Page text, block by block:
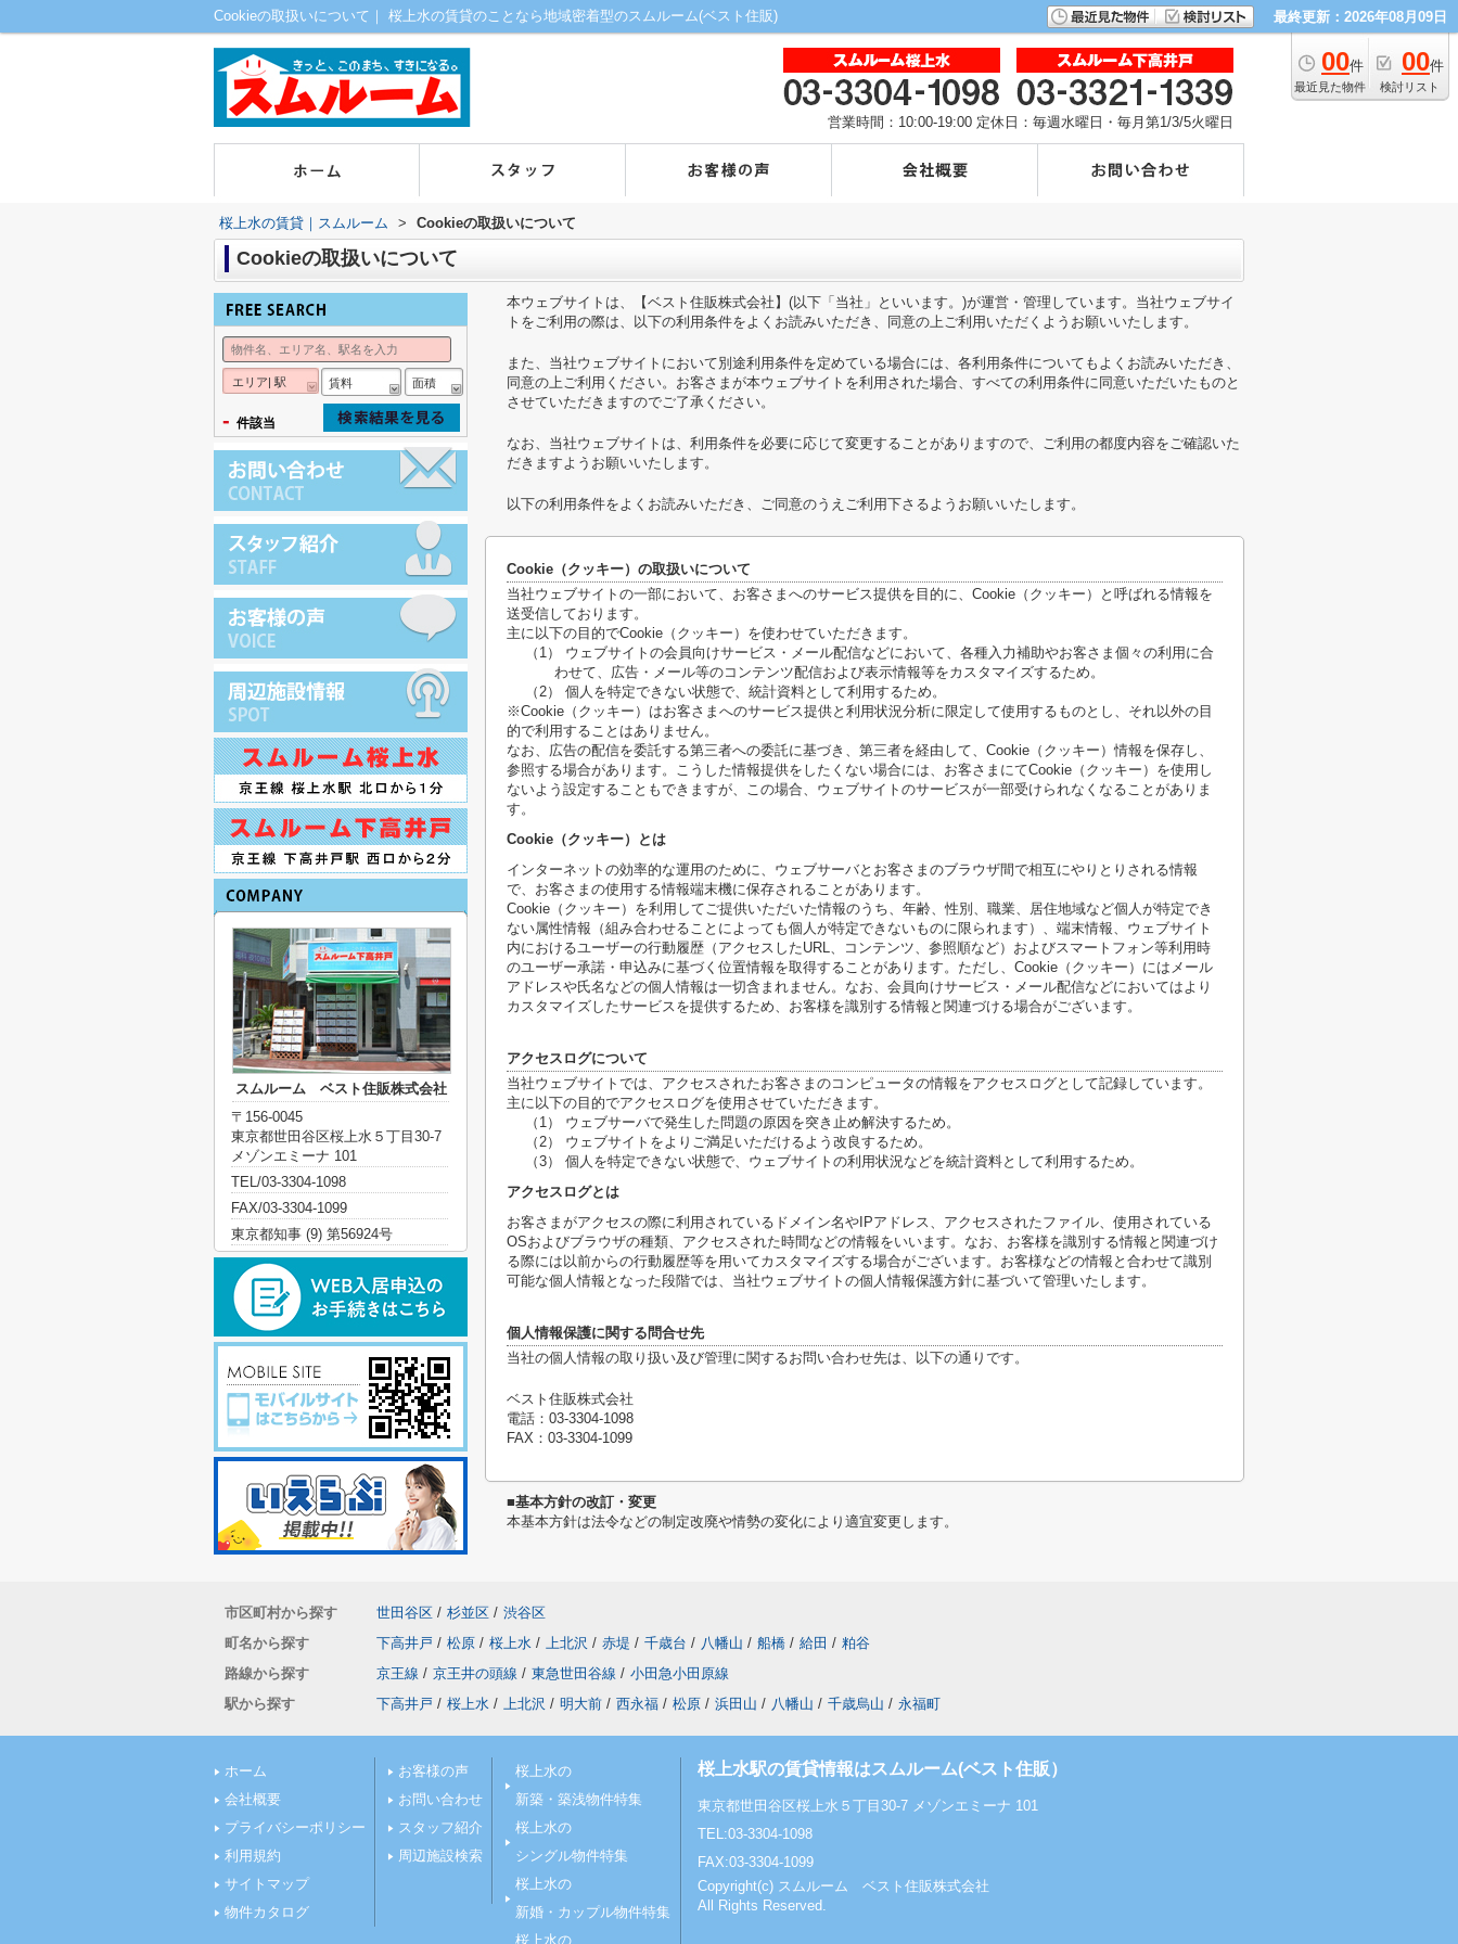
Cookieの取扱いについて｜ 桜上水の賃貸のことなら地域密着型のスムルーム(ベスト住販) 最終更新：2026年08月09日
00件
最近見た物件
00件
検討リスト
営業時間：10:00-19:00 定休日：毎週水曜日・毎月第1/3/5火曜日
桜上水の賃貸｜スムルーム > Cookieの取扱いについて
Cookieの取扱いについて
本ウェブサイトは、【ベスト住販株式会社】(以下「当社」といいます。)が運営・管理しています。当社ウェブサイ
トをご利用の際は、以下の利用条件をよくお読みいただき、同意の上ご利用いただくようお願いいたします。
また、当社ウェブサイトにおいて別途利用条件を定めている場合には、各利用条件についてもよくお読みいただき、
同意の上ご利用ください。お客さまが本ウェブサイトを利用された場合、すべての利用条件に同意いただいたものと
させていただきますのでご了承ください。
なお、当社ウェブサイトは、利用条件を必要に応じて変更することがありますので、ご利用の都度内容をご確認いた
だきますようお願いいたします。
以下の利用条件をよくお読みいただき、ご同意のうえご利用下さるようお願いいたします。
Cookie（クッキー）の取扱いについて
当社ウェブサイトの一部において、お客さまへのサービス提供を目的に、Cookie（クッキー）と呼ばれる情報を
送受信しております。
主に以下の目的でCookie（クッキー）を使わせていただきます。
（1） ウェブサイトの会員向けサービス・メール配信などにおいて、各種入力補助やお客さま個々の利用に合
わせて、広告・メール等のコンテンツ配信および表示情報等をカスタマイズするため。
（2） 個人を特定できない状態で、統計資料として利用するため。
※Cookie（クッキー）はお客さまへのサービス提供と利用状況分析に限定して使用するものとし、それ以外の目
的で利用することはありません。
なお、広告の配信を委託する第三者への委託に基づき、第三者を経由して、Cookie（クッキー）情報を保存し、
参照する場合があります。こうした情報提供をしたくない場合には、お客さまにてCookie（クッキー）を使用し
ないよう設定することもできますが、この場合、ウェブサイトのサービスが一部受けられなくなることがありま
す。
Cookie（クッキー）とは
インターネットの効率的な運用のために、ウェブサーバとお客さまのブラウザ間で相互にやりとりされる情報
で、お客さまの使用する情報端末機に保存されることがあります。
Cookie（クッキー）を利用してご提供いただいた情報のうち、年齢、性別、職業、居住地域など個人が特定でき
ない属性情報（組み合わせることによっても個人が特定できないものに限られます）、端末情報、ウェブサイト
内におけるユーザーの行動履歴（アクセスしたURL、コンテンツ、参照順など）およびスマートフォン等利用時
のユーザー承諾・申込みに基づく位置情報を取得することがあります。ただし、Cookie（クッキー）にはメール
アドレスや氏名などの個人情報は一切含まれません。なお、会員向けサービス・メール配信などにおいてはより
カスタマイズしたサービスを提供するため、お客様を識別する情報と関連づける場合がございます。
アクセスログについて
当社ウェブサイトでは、アクセスされたお客さまのコンピュータの情報をアクセスログとして記録しています。
主に以下の目的でアクセスログを使用させていただきます。
（1） ウェブサーバで発生した問題の原因を突き止め解決するため。
（2） ウェブサイトをよりご満足いただけるよう改良するため。
（3） 個人を特定できない状態で、ウェブサイトの利用状況などを統計資料として利用するため。
アクセスログとは
お客さまがアクセスの際に利用されているドメイン名やIPアドレス、アクセスされたファイル、使用されている
OSおよびブラウザの種類、アクセスされた時間などの情報をいいます。なお、お客様を識別する情報と関連づけ
る際には以前からの行動履歴等を用いてカスタマイズする場合がございます。お客様などの情報と合わせて識別
可能な個人情報となった段階では、当社ウェブサイトの個人情報保護方針に基づいて管理いたします。
個人情報保護に関する問合せ先
当社の個人情報の取り扱い及び管理に関するお問い合わせ先は、以下の通りです。
ベスト住販株式会社
電話：03-3304-1098
FAX：03-3304-1099
■基本方針の改訂・変更
本基本方針は法令などの制定改廃や情勢の変化により適宜変更します。
エリア| 駅 賃料 面積
- 件該当
スムルーム ベスト住販株式会社
〒156-0045
東京都世田谷区桜上水５丁目30-7
メゾンエミーナ 101
TEL/03-3304-1098
FAX/03-3304-1099
東京都知事 (9) 第56924号
市区町村から探す 世田谷区 / 杉並区 / 渋谷区
町名から探す
下高井戸 / 松原 / 桜上水 / 上北沢 / 赤堤 / 千歳台 / 八幡山 / 船橋 / 給田 / 粕谷
路線から探す
京王線 / 京王井の頭線 / 東急世田谷線 / 小田急小田原線
駅から探す
下高井戸 / 桜上水 / 上北沢 / 明大前 / 西永福 / 松原 / 浜田山 / 八幡山 / 千歳烏山 / 永福町
ホーム
会社概要
プライバシーポリシー
利用規約
サイトマップ
物件カタログ
お客様の声
お問い合わせ
スタッフ紹介
周辺施設検索
桜上水の
新築・築浅物件特集
桜上水の
シングル物件特集
桜上水の
新婚・カップル物件特集
桜上水の
桜上水駅の賃貸情報はスムルーム(ベスト住販）
東京都世田谷区桜上水５丁目30-7 メゾンエミーナ 101
TEL:03-3304-1098
FAX:03-3304-1099
Copyright(c) スムルーム ベスト住販株式会社
All Rights Reserved.